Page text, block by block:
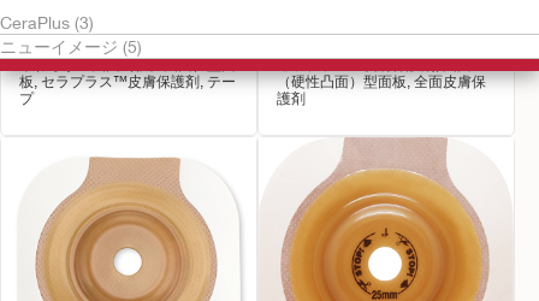
CeraPlus (3)
ニューイメージ (5)
やわぴた面板
セラプラス™（二品系）
やわらかい凸面（軟性凸面）型面
板, セラプラス™皮膚保護剤, テー
プ
セラプラス™ 凸面
セラプラス™皮膚保護剤, 凸面
（硬性凸面）型面板, 全面皮膚保
護剤